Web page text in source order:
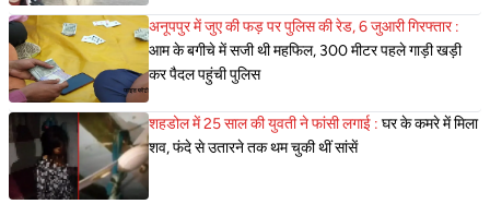
अनूपपुर में जुए की फड़ पर पुलिस की रेड, 6 जुआरी गिरफ्तार :
आम के बगीचे में सजी थी महफिल, 300 मीटर पहले गाड़ी खड़ी
कर पैदल पहुंची पुलिस
शहडोल में 25 साल की युवती ने फांसी लगाई : घर के कमरे में मिला
शव, फंदे से उतारने तक थम चुकी थीं सांसें